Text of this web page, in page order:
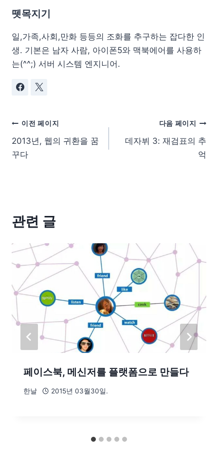
뗏목지기
일,가족,사회,만화 등등의 조화를 추구하는 잡다한 인
생. 기본은 남자 사람, 아이폰5와 맥북에어를 사용하
는(^^;) 서버 시스템 엔지니어.
이전 페이지
2013년, 웹의 귀환을 꿈
꾸다
다음 페이지
데자뷔 3: 재검표의 추
억
관련 글
페이스북, 메신저를 플랫폼으로 만들다
한날 2015년 03월30일.